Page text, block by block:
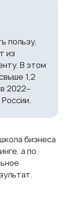
пользу,
из
В этом
1,2
2022–
бизнеса
а по